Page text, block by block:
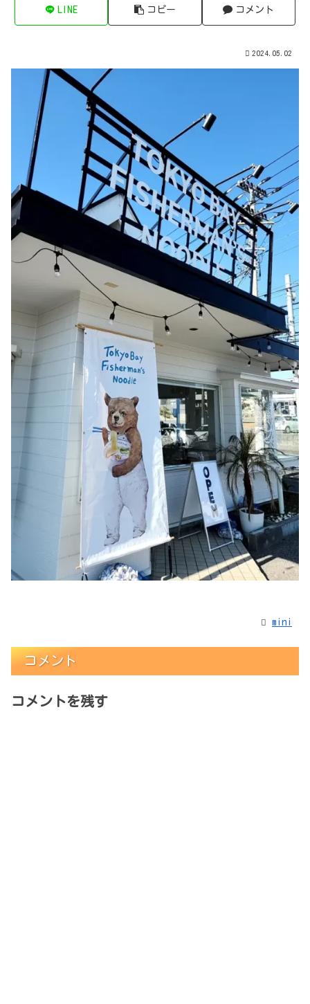
LINE コピー コメント
2024.05.02
mini
コメント
コメントを残す